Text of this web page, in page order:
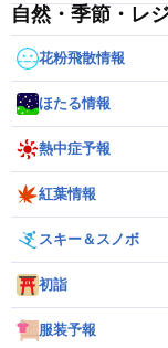
自然・季節・レ
花粉飛散情報
ほたる情報
熱中症予報
紅葉情報
スキー＆スノボ
初詣
服装予報